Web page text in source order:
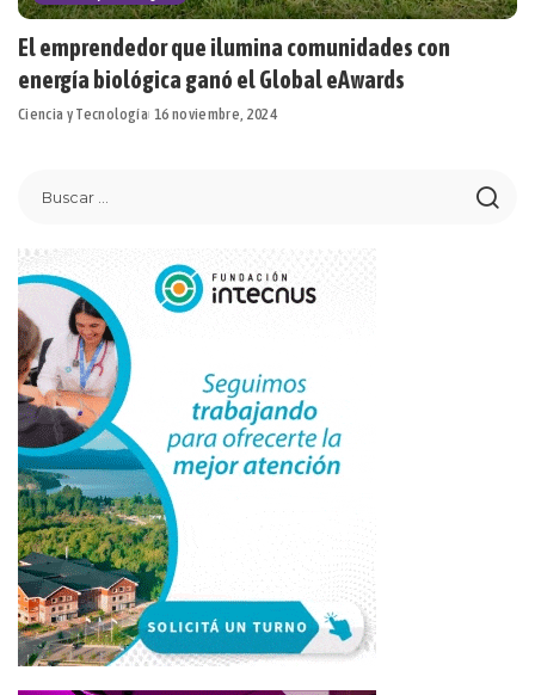
El emprendedor que ilumina comunidades con
energía biológica ganó el Global eAwards
Ciencia y Tecnología 16 noviembre, 2024